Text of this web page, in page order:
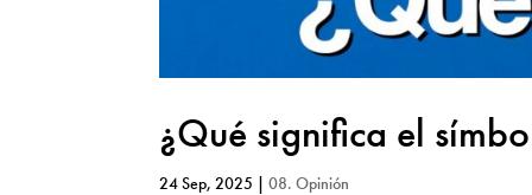
¿Qué significa el
24 Sep, 2025 |08. Opinión